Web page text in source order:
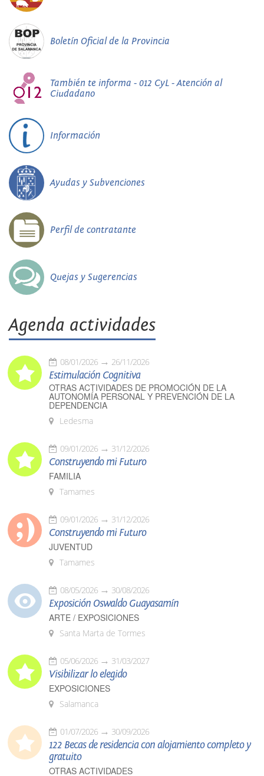
Boletín Oficial de la Provincia
También te informa - 012 CyL - Atención al
Ciudadano
Información
Ayudas y Subvenciones
Perfil de contratante
Quejas y Sugerencias
Agenda actividades
08/01/2026 26/11/2026
Estimulación Cognitiva
OTRAS ACTIVIDADES DE PROMOCIÓN DE LA
AUTONOMÍA PERSONAL Y PREVENCIÓN DE LA
DEPENDENCIA
Ledesma
09/01/2026 31/12/2026
Construyendo mi Futuro
FAMILIA
Tamames
09/01/2026 31/12/2026
Construyendo mi Futuro
JUVENTUD
Tamames
08/05/2026 30/08/2026
Exposición Oswaldo Guayasamín
ARTE / EXPOSICIONES
Santa Marta de Tormes
05/06/2026 31/03/2027
Visibilizar lo elegido
EXPOSICIONES
Salamanca
01/07/2026 30/09/2026
122 Becas de residencia con alojamiento completo y
gratuito
OTRAS ACTIVIDADES